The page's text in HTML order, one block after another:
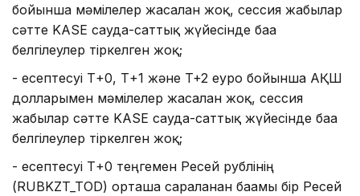
бойынша мәмілелер жасалған жоқ, сессия жабылар
сәтте KASE сауда-саттық жүйесінде баға
белгілеулер тіркелген жоқ;
- есептесуі Т+0, Т+1 және T+2 еуро бойынша АҚШ
долларымен мәмілелер жасалған жоқ, сессия
жабылар сәтте KASE сауда-саттық жүйесінде баға
белгілеулер тіркелген жоқ;
- есептесуі Т+0 теңгемен Ресей рублінің
(RUBKZT_TOD) орташа сараланған бағамы бір Ресей